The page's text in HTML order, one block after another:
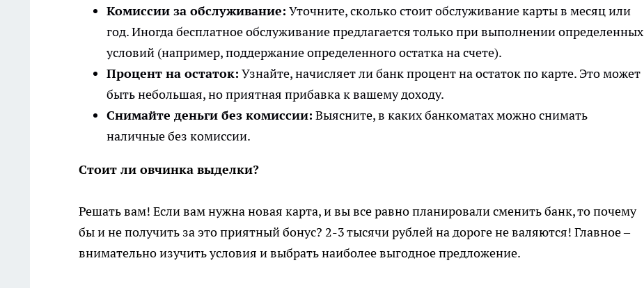
Комиссии за обслуживание: Уточните, сколько стоит обслуживание карты в месяц или
год. Иногда бесплатное обслуживание предлагается только при выполнении определенных
условий (например, поддержание определенного остатка на счете).
Процент на остаток: Узнайте, начисляет ли банк процент на остаток по карте. Это может
быть небольшая, но приятная прибавка к вашему доходу.
Снимайте деньги без комиссии: Выясните, в каких банкоматах можно снимать
наличные без комиссии.
Стоит ли овчинка выделки?
Решать вам! Если вам нужна новая карта, и вы все равно планировали сменить банк, то почему
бы и не получить за это приятный бонус? 2-3 тысячи рублей на дороге не валяются! Главное –
внимательно изучить условия и выбрать наиболее выгодное предложение.